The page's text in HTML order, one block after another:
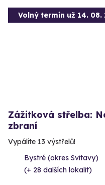
Volný termín už 14. 08.
Zážitková střelba:
zbraní
Vypálíte 13 výstřelů!
Bystré (okres Svitavy)
(+ 28 dalších lokalit)